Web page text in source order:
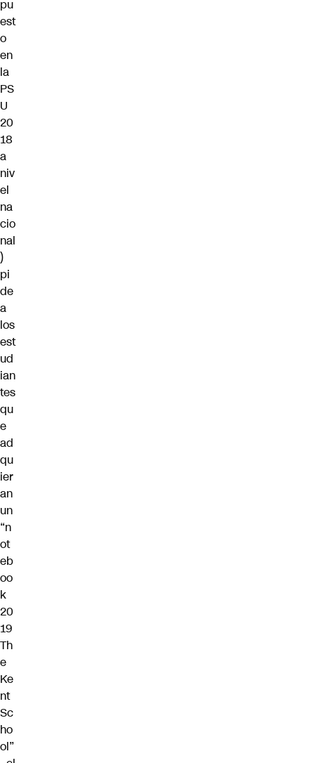
pu
est
o
en
la
PS
U
20
18
a
niv
el
na
cio
nal
)
pi
de
a
los
est
ud
ian
tes
qu
e
ad
qu
ier
an
un
“n
ot
eb
oo
k
20
19
Th
e
Ke
nt
Sc
ho
ol”